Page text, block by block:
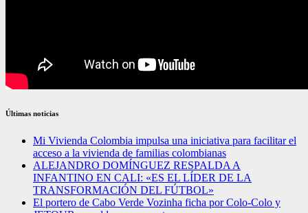
Últimas noticias
Mi Vivienda Colombia impulsa una iniciativa para facilitar el
acceso a la vivienda de familias colombianas
ALEJANDRO DOMÍNGUEZ RESPALDA A
INFANTINO EN CALI: «ES EL LÍDER DE LA
TRANSFORMACIÓN DEL FÚTBOL»
El portero de Cabo Verde Vozinha ficha por Colo-Colo y